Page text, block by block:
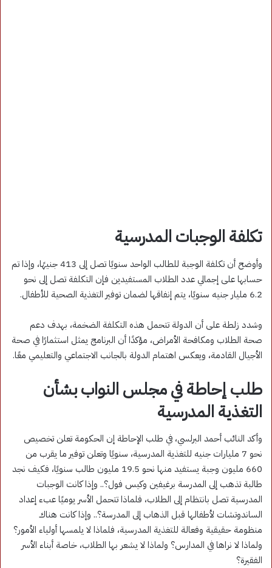
تكلفة الوجبات المدرسية
وأوضح أن تكلفة الوجبة للطالب الواحد سنويًا تصل إلى 413 جنيهًا، وإذا تم
حسابها على إجمالي عدد الطلاب المستفيدين فإن التكلفة تصل إلى نحو
6.2 مليار جنيه سنويًا، يتم إنفاقها لضمان توفير التغذية الصحية للأطفال.
وشدد زلطة على أن الدولة تتحمل هذه التكلفة الضخمة، بهدف دعم
صحة الطلاب ومكافحة الأمراض، مؤكدًا أن البرنامج يمثل استثمارًا في صحة
الأجيال القادمة، ويعكس اهتمام الدولة بالجانب الاجتماعي والتعليمي معًا.
طلب إحاطة في مجلس النواب بشأن
التغذية المدرسية
وأكد النائب أحمد البرلسي، في طلب الإحاطة إن الحكومة تعلن تخصيص
نحو 7 مليارات جنيه للتغذية المدرسية، سنويًا وتعلن توفير ما يقرب من
660 مليون وجبة يستفيد منها نحو 19.5 مليون طالب سنويًا، فكيف نجد
طالبة تذهب إلى المدرسة برغيفين وكيس فول؟.. وإذا كانت الوجبات
المدرسية تصل بانتظام إلى الطلاب، فلماذا تتحمل الأسر يوميًا عبء إعداد
الساندوتشات لأطفالها قبل الذهاب إلى المدرسة؟.. وإذا كانت هناك
منظومة حقيقية وفعالة للتغذية المدرسية، فلماذا لا يلمسها أولياء الأمور؟
ولماذا لا نراها في المدارس؟ ولماذا لا يشعر بها الطلاب، خاصة أبناء الأسر
الفقيرة؟